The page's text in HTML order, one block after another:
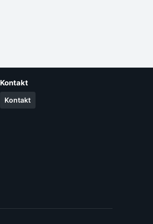
Kontakt
Kontakt